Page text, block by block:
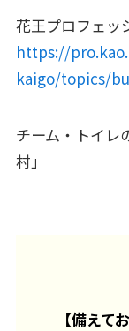
花王プロフェッ
https://
kaigo/topics/
チーム・トイレ
村」
【備えて